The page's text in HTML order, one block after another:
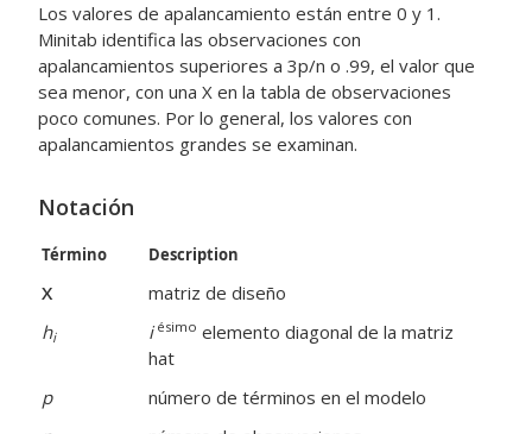
Los valores de apalancamiento están entre 0 y 1.
Minitab identifica las observaciones con
apalancamientos superiores a 3p/n o .99, el valor que
sea menor, con una X en la tabla de observaciones
poco comunes. Por lo general, los valores con
apalancamientos grandes se examinan.
Notación
Término Description
X
matriz de diseño
hi i ésimo elemento diagonal de la matriz
hat
p
número de términos en el modelo